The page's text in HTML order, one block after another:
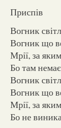
Приспів
Вогник
Вогник що
Мрії, за
Бо там
Вогник
Вогник що
Мрії, за
Бо не